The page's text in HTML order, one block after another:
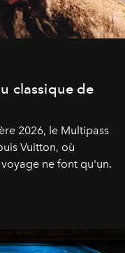
classique de
2026, le Multipass
Vuitton, où
ne font qu'un.